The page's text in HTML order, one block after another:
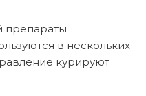
препараты
в нескольких
курируют